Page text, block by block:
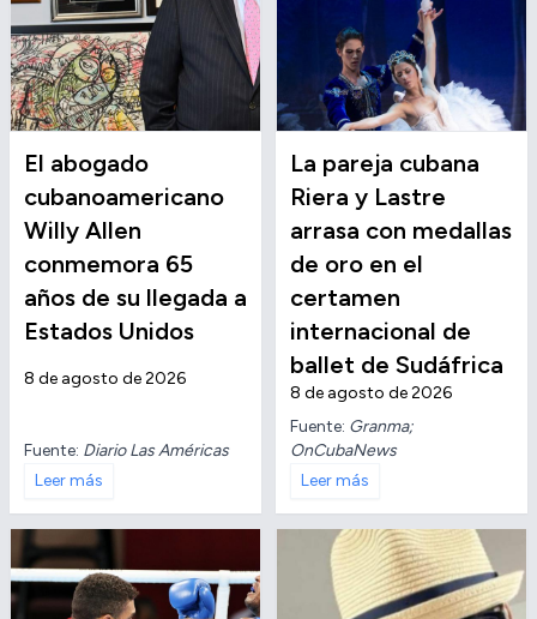
El abogado
cubanoamericano
Willy Allen
conmemora 65
años de su llegada a
Estados Unidos
8 de agosto de 2026
Fuente: Diario Las Américas
Leer más
La pareja cubana
Riera y Lastre
arrasa con medallas
de oro en el
certamen
internacional de
ballet de Sudáfrica
8 de agosto de 2026
Fuente: Granma;
OnCubaNews
Leer más